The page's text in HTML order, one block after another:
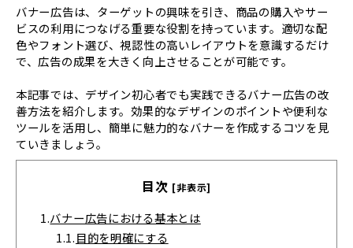
バナー広告は、ターゲットの興味を引き、商品の購入やサー
ビスの利用につなげる重要な役割を持っています。適切な配
色やフォント選び、視認性の高いレイアウトを意識するだけ
で、広告の成果を大きく向上させることが可能です。
本記事では、デザイン初心者でも実践できるバナー広告の改
善方法を紹介します。効果的なデザインのポイントや便利な
ツールを活用し、簡単に魅力的なバナーを作成するコツを見
ていきましょう。
目次 [非表示]
1.バナー広告における基本とは
1.1.目的を明確にする